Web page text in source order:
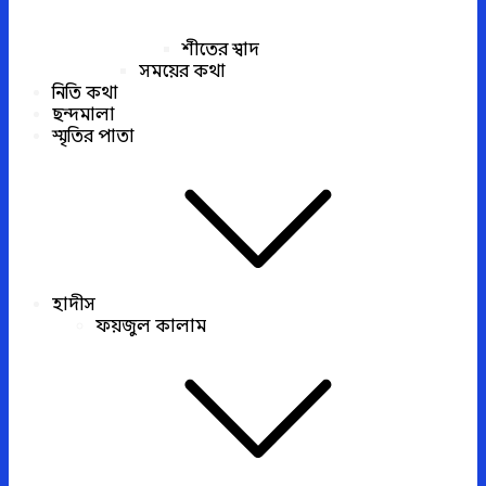
শীতের স্বাদ
সময়ের কথা
নিতি কথা
ছন্দমালা
স্মৃতির পাতা
হাদীস
ফয়জুল কালাম